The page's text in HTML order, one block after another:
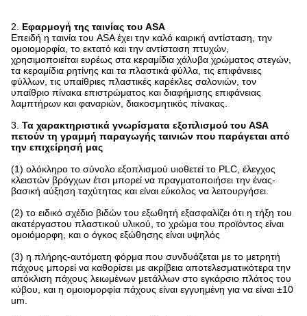
2. Εφαρμογή της ταινίας του ASA
Επειδή η ταινία του ASA έχει την καλό καιρική αντίσταση, την
ομοιομορφία, το εκτατό και την αντίσταση πτυχών,
χρησιμοποιείται ευρέως στα κεραμίδια χάλυβα χρώματος στεγών,
τα κεραμίδια ρητίνης και τα πλαστικά φύλλα, τις επιφάνειες
φύλλων, τις υπαίθριες πλαστικές καρέκλες σαλονιών, τον
υπαίθριο πίνακα επιστρώματος και διαφήμισης επιφάνειας
λαμπτήρων και φαναριών, διακοσμητικός πίνακας.
3. Τα χαρακτηριστικά γνωρίσματα εξοπλισμού του ASA
πετούν τη γραμμή παραγωγής ταινιών που παράγεται από
την επιχείρησή μας
(1) ολόκληρο το σύνολο εξοπλισμού υιοθετεί το PLC, έλεγχος
κλειστών βρόγχων έτσι μπορεί να πραγματοποιήσει την ένας-
βασική αύξηση ταχύτητας και είναι εύκολος να λειτουργήσει.
(2) το ειδικό σχέδιο βιδών του εξωθητή εξασφαλίζει ότι η τήξη του
ακατέργαστου πλαστικού υλικού, το χρώμα του προϊόντος είναι
ομοιόμορφη, και ο όγκος εξώθησης είναι υψηλός
(3) η πλήρης-αυτόματη φόρμα που συνδυάζεται με το μετρητή
πάχους μπορεί να καθορίσει με ακρίβεια αποτελεσματικότερα την
απόκλιση πάχους λειωμένων μετάλλων στο εγκάρσιο πλάτος του
κύβου, και η ομοιομορφία πάχους είναι εγγυημένη για να είναι ±10
um.